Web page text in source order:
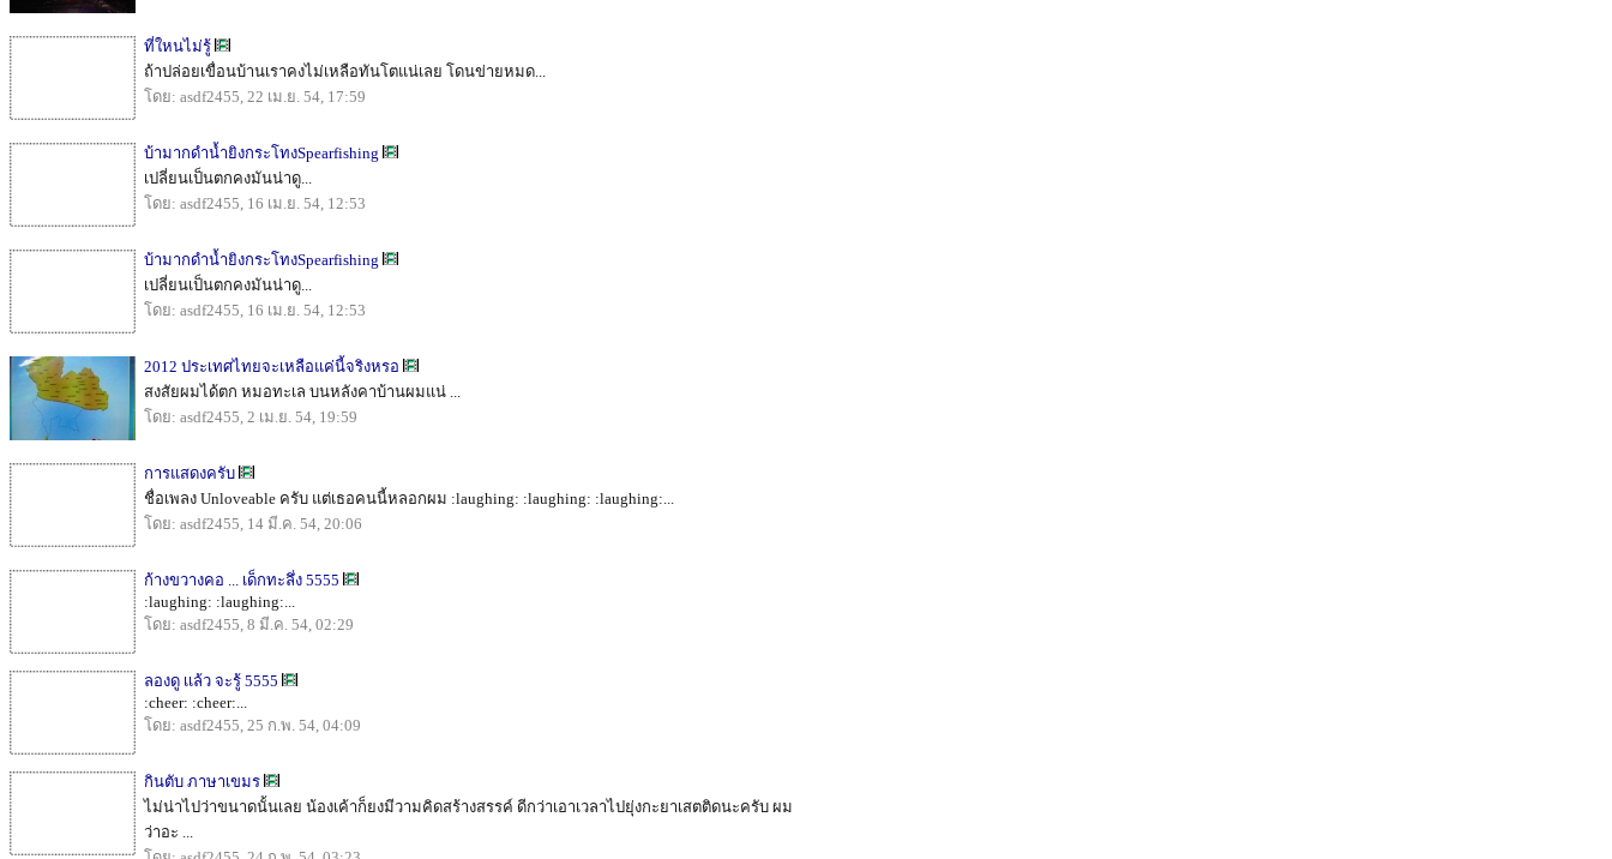
ที่ใหนไม่รู้
ถ้าปล่อยเขื่อนบ้านเราคงไม่เหลือทันโตแน่เลย โดนข่ายหมด...
โดย: asdf2455, 22 เม.ย. 54, 17:59
บ้ามากดำน้ำยิงกระโทงSpearfishing
เปลี่ยนเป็นตกคงมันน่าดู...
โดย: asdf2455, 16 เม.ย. 54, 12:53
บ้ามากดำน้ำยิงกระโทงSpearfishing
เปลี่ยนเป็นตกคงมันน่าดู...
โดย: asdf2455, 16 เม.ย. 54, 12:53
2012 ประเทศไทยจะเหลือแค่นี้จริงหรอ
สงสัยผมได้ตก หมอทะเล บนหลังคาบ้านผมแน่ ...
โดย: asdf2455, 2 เม.ย. 54, 19:59
การแสดงครับ
ชื่อเพลง Unloveable ครับ แต่เธอคนนี้หลอกผม :laughing: :laughing: :laughing:...
โดย: asdf2455, 14 มี.ค. 54, 20:06
ก้างขวางคอ ... เด็กทะลึ่ง 5555
:laughing: :laughing:...
โดย: asdf2455, 8 มี.ค. 54, 02:29
ลองดู เเล้ว จะรู้ 5555
:cheer: :cheer:...
โดย: asdf2455, 25 ก.พ. 54, 04:09
กินตับ ภาษาเขมร
ไม่น่าไปว่าขนาดนั้นเลย น้องเค้าก็ยงมีวามคิดสร้างสรรค์ ดีกว่าเอาเวลาไปยุ่งกะยาเสตติดนะครับ ผม
ว่าอะ ...